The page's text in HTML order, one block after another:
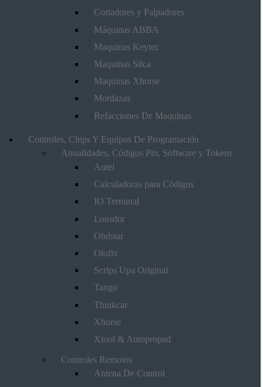
Cortadores y Palpadores
Máquinas ABBA
Maquinas Keytec
Maquinas Silca
Maquinas Xhorse
Mordazas
Refacciones De Maquinas
Controles, Chips Y Equipos De Programación
Anualidades, Códigos Pin, Software y Tokens
Autel
Calculadoras para Códigos
IO Terminal
Lonsdor
Obdstar
Otofix
Scrips Upa Original
Tango
Thinkcar
Xhorse
Xtool & Autopropad
Controles Remotos
Antena De Control